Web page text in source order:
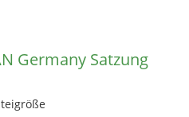
Germany Satzung